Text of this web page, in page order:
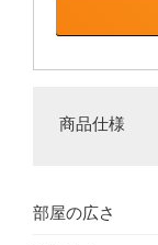
商品仕様
部屋の広さ